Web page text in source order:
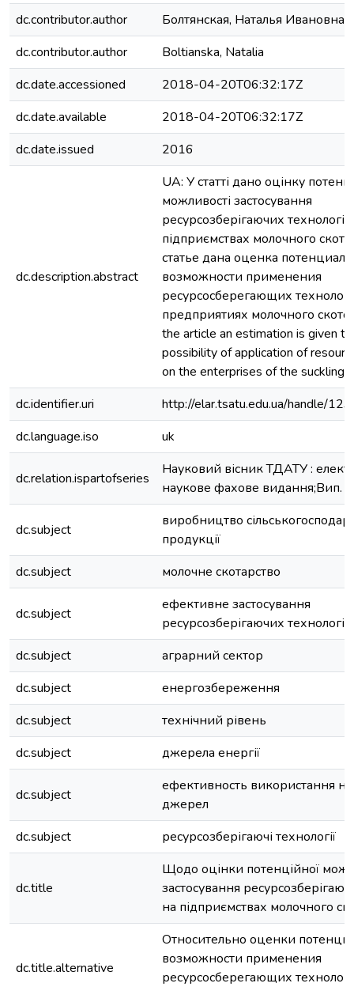
dc.contributor.author
Болтянская, Наталья Ивановна
dc.contributor.author
Boltianska, Natalia
dc.date.accessioned
2018-04-20T06:32:17Z
dc.date.available
2018-04-20T06:32:17Z
dc.date.issued
2016
dc.description.abstract
UA: У статті дано оцінку
можливості застосування
ресурсозберігаючих
підприємствах молочного
статье дана оценка
возможности применения
ресурсосберегающих
предприятиях молочного
the article an estimation is given
possibility of application of
on the enterprises of the suckling
dc.identifier.uri
http://elar.tsatu.edu.ua/handle/
dc.language.iso
uk
dc.relation.ispartofseries
Науковий вісник ТДАТУ :
наукове фахове видання;Вип.
dc.subject
виробництво
продукції
dc.subject
молочне скотарство
dc.subject
ефективне застосування
ресурсозберігаючих технологій
dc.subject
аграрний сектор
dc.subject
енергозбереження
dc.subject
технічний рівень
dc.subject
джерела енергії
dc.subject
ефективность використання
джерел
dc.subject
ресурсозберігаючі технології
dc.title
Щодо оцінки потенційної
застосування
на підприємствах молочного
dc.title.alternative
Относительно оценки
возможности применения
ресурсосберегающих